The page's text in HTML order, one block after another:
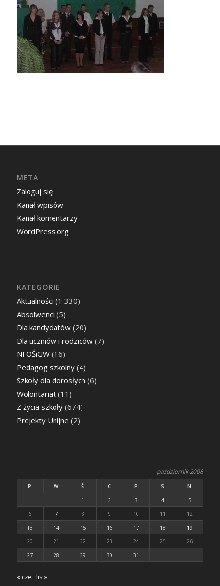
META
Zaloguj się
Kanał wpisów
Kanał komentarzy
WordPress.org
KATEGORIE
Aktualności (1 330)
Absolwenci (5)
Dla kandydatów(20)
Dla uczniów i rodziców(7)
NFOŚiGW(16)
Pedagog szkolny(4)
Szkoły dla dorosłych (6)
Wolontariat(11)
Z życia szkoły(674)
Projekty Unijne (2)
październik 2008
P W Ś C P S
N
1
2 3 4
5
6
7 8 9 10 11
12
13
14 15 16 17 18
19
20
21 22 23 24 25
26
27
28 29 30 31
« cze lis »